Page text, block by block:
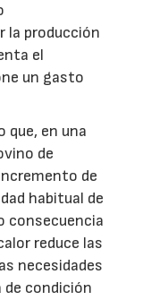
la producción
el
un gasto
que, en una
de
de
habitual de
consecuencia
reduce las
necesidades
de condición